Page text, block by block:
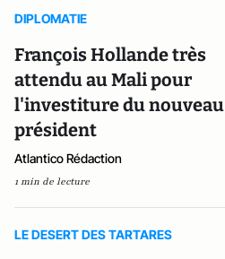
DIPLOMATIE
François Hollande très
attendu au Mali pour
l'investiture du nouveau
président
Atlantico Rédaction
1 min de lecture
LE DESERT DES TARTARES